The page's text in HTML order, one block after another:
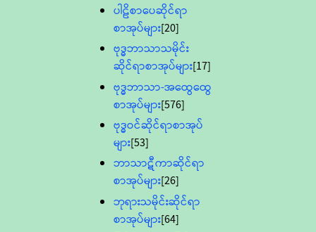
ပါဠိစာပေဆိုင်ရာ
စာအုပ်များ[20]
ဗုဒ္ဓဘာသာသမိုင်း
ဆိုင်ရာစာအုပ်များ[17]
ဗုဒ္ဓဘာသာ-အထွေထွေ
စာအုပ်များ[576]
ဗုဒ္ဓဝင်ဆိုင်ရာစာအုပ်
များ[53]
ဘာသာဋီကာဆိုင်ရာ
စာအုပ်များ[26]
ဘုရားသမိုင်းဆိုင်ရာ
စာအုပ်များ[64]